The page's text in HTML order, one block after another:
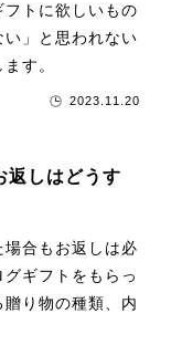
トに欲しいもの
」と思われない
す。
2023.11.20
返しはどうす
合もお返しは必
ギフトをもらっ
り物の種類、内